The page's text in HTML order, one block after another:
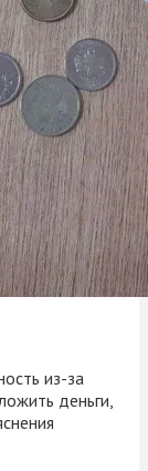
из-за
деньги,